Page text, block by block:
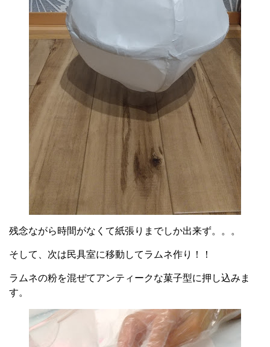
残念ながら時間がなくて紙張りまでしか出来ず。。。
そして、次は民具室に移動してラムネ作り！！
ラムネの粉を混ぜてアンティークな菓子型に押し込みま
す。